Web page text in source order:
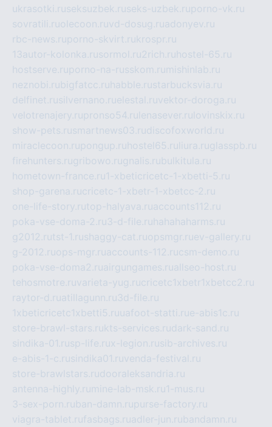
ukrasotki.ruseksuzbek.ruseks-uzbek.ruporno-vk.ru
sovratili.ruolecoon.ruvd-dosug.ruadonyev.ru
rbc-news.ruporno-skvirt.rukrospr.ru
13autor-kolonka.rusormol.ru2rich.ru hostel-65.ru
hostserve.ruporno-na-russkom.ru mishinlab.ru
neznobi.rubigfatcc.ru habble.rustarbucksvia.ru
delfinet.rusilvernano.ruelestal.ruvektor-doroga.ru
velotrenajery.rupronso54.ru lenasever.ru lovinskix.ru
show-pets.rusmartnews03.rudiscofoxworld.ru
miraclecoon.rupongup.ru hostel65.ru liura.ruglasspb.ru
firehunters.rugribowo.rugnalis.rubulkitula.ru
hometown-france.ru1-xbeticricetc-1-xbetti-5.ru
shop-garena.rucricetc-1-xbetr-1-xbetcc-2.ru
one-life-story.rutop-halyava.ruaccounts112.ru
poka-vse-doma-2.ru3-d-file.ru hahahaharms.ru
g2012.rutst-1.rushaggy-cat.ruopsmgr.ruev-gallery.ru
g-2012.ruops-mgr.ruaccounts-112.rucsm-demo.ru
poka-vse-doma2.ruairgungames.ruallseo-host.ru
tehosmotre.ruvarieta-yug.rucricetc1xbetr1xbetcc2.ru
raytor-d.ruatillagunn.ru3d-file.ru
1xbeticricetc1xbetti5.ruuafoot-statti.rue-abis1c.ru
store-brawl-stars.rukts-services.rudark-sand.ru
sindika-01.rusp-life.rux-legion.rusib-archives.ru
e-abis-1-c.rusindika01.ruvenda-festival.ru
store-brawlstars.rudooraleksandria.ru
antenna-highly.ru mine-lab-msk.ru1-mus.ru
3-sex-porn.ruban-damn.rupurse-factory.ru
viagra-tablet.rufasbags.ruadler-jun.rubandamn.ru